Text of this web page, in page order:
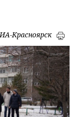
Красноярск